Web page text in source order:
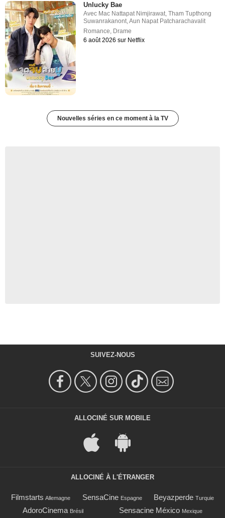
Unlucky Bae
Avec Mac Nattapat Nimjirawat ,Tham Tupthong
Suwanrakanont ,Aun Napat Patcharachavalit
Romance Drame
6 août 2026 sur Netflix
Nouvelles séries en ce moment à la TV
SUIVEZ-NOUS
ALLOCINÉ SUR MOBILE
ALLOCINÉ À L'ÉTRANGER
Filmstarts Allemagne SensaCine Espagne Beyazperde Turquie
AdoroCinema Brésil Sensacine México Mexique